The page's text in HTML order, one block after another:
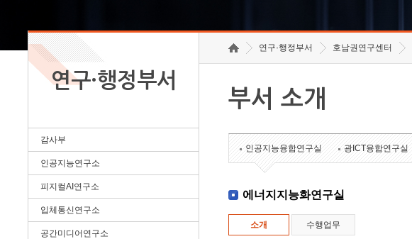
연구·행정부서
감사부
인공지능연구소
피지컬AI연구소
입체통신연구소
공간미디어연구소
연구·행정부서 호남권연구센터
부서 소개
인공지능융합연구실 광ICT융합연구실
에너지지능화연구실
소개 수행업무